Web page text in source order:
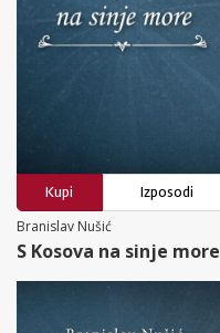
Kupi
Izposodi
Branislav Nušić
S Kosova na sinje more